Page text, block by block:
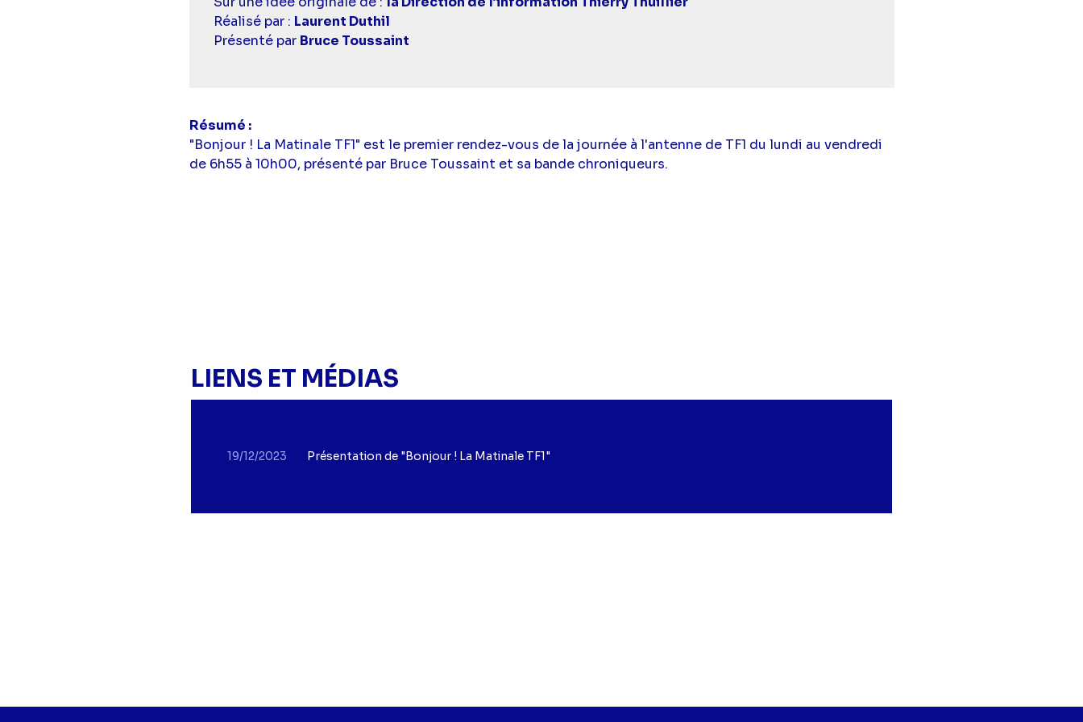
simba
Réalisé par : Laurent Duthil
Présenté par Bruce Toussaint
Résumé
"Bonjour ! La Matinale TF1" est le premier rendez-vous de la journée à l'antenne de TF1 du lundi au vendredi
de 6h55 à 10h00, présenté par Bruce Toussaint et sa bande chroniqueurs.
LIENS ET MÉDIAS
19/12/2023 Présentation de "Bonjour ! La Matinale TF1"